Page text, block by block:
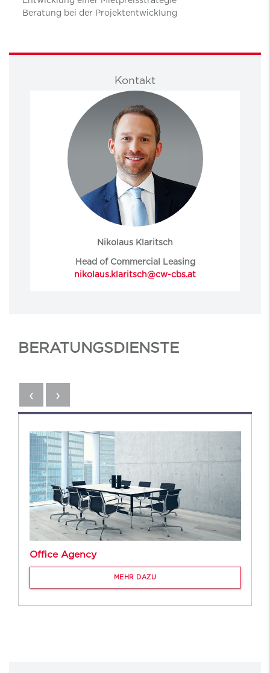
Beratung bei der Projektentwicklung
Kontakt
Nikolaus Klaritsch
Head of Commercial Leasing
nikolaus.klaritsch@cw-cbs.at
BERATUNGSDIENSTE
‹ ›
Office Agency
MEHR DAZU